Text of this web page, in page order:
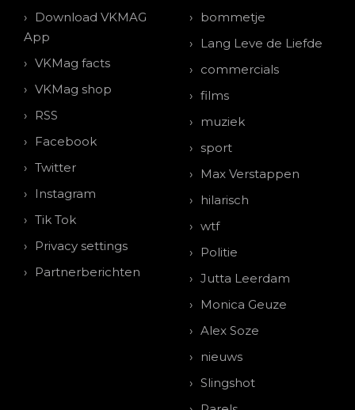
Download VKMAG
App
VKMag facts
VKMag shop
RSS
Facebook
Twitter
Instagram
Tik Tok
Privacy settings
Partnerberichten
bommetje
Lang Leve de Liefde
commercials
films
muziek
sport
Max Verstappen
hilarisch
wtf
Politie
Jutta Leerdam
Monica Geuze
Alex Soze
nieuws
Slingshot